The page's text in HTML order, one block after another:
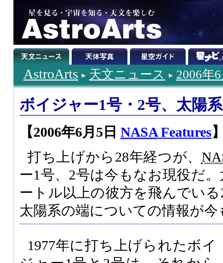
AstroArts 天文ニュース 2006年
ボイジャー1号・2号、太陽
【2006年6月5日 NASAFeatures
打ち上げから28年経つが、
ー1号、2号は今もなお現役だ
ートル以上の彼方を飛んでい
太陽系の端についての情報が
1977年に打ち上げられたボイ